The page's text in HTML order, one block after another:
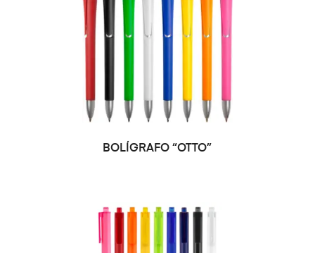
SELECCIONAR OPCIONES
BOLÍGRAFO “OTTO”